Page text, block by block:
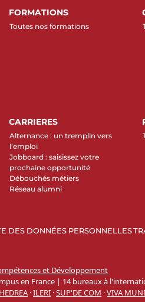
FORMATIONS
Toutes nos formations
CARRIERES
Alternance : un tremplin vers
l’emploi
Jobboard : saisissez votre
prochaine opportunité
Débouchés métiers
Réseau alumni
DES DONNÉES PERSONNELLES